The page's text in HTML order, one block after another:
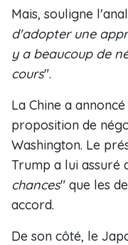
Mais, souligne
d'adopter une
y a beaucoup de
cours".
La Chine a
proposition de
Washington. Le
Trump a lui assuré
chances" que les
accord.
De son côté, le